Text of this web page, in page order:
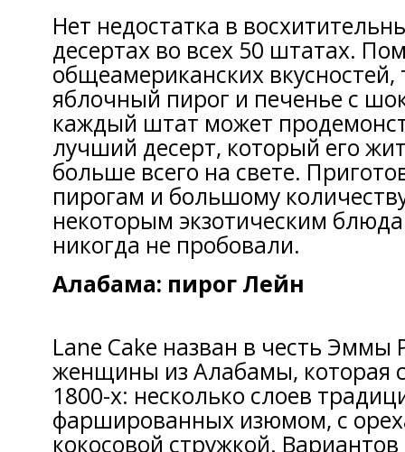
Нет недостатка в
десертах во всех 50 штатах.
общеамериканских вкусностей,
яблочный пирог и печенье с
каждый штат может
лучший десерт, который его
больше всего на свете.
пирогам и большому
некоторым экзотическим
никогда не пробовали.
Алабама: пирог Лейн
Lane Cake назван в честь Эммы
женщины из Алабамы, которая
1800-х: несколько слоев
фаршированных изюмом, с
кокосовой стружкой.